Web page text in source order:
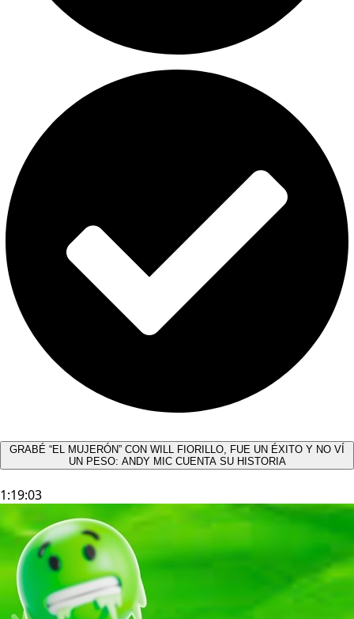
GRABÉ “EL MUJERÓN” CON WILL FIORILLO, FUE UN ÉXITO Y NO VÍ
UN PESO: ANDY MIC CUENTA SU HISTORIA
1:19:03